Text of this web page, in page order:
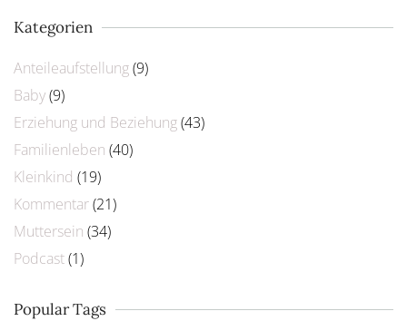
Kategorien
Anteileaufstellung(9)
Baby(9)
Erziehung und Beziehung(43)
Familienleben (40)
Kleinkind (19)
Kommentar(21)
Muttersein (34)
Podcast(1)
Popular Tags